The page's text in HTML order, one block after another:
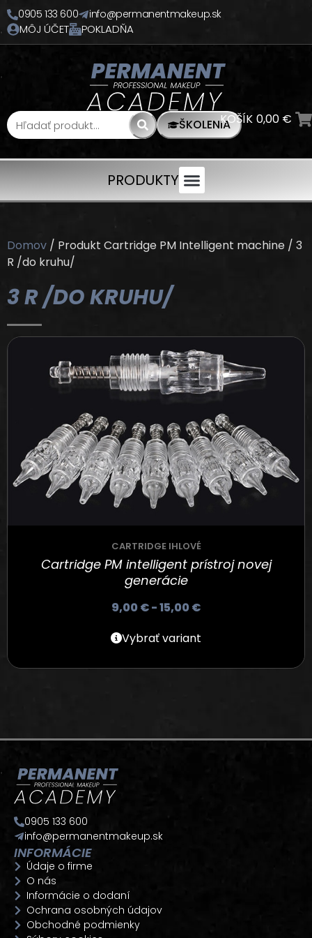
0905 133 600 info@permanentmakeup.sk
MÔJ ÚČET POKLADŇA
ŠKOLENIAKOŠÍK 0,00 €
PRODUKTY
Domov / Produkt Cartridge PM Intelligent machine / 3
R /do kruhu/
3 R /DO KRUHU/
CARTRIDGE IHLOVÉ
Cartridge PM intelligent prístroj novej
generácie
9,00€-15,00€
Vybrať variant
0905 133 600
info@permanentmakeup.sk
INFORMÁCIE
Údaje o firme
O nás
Informácie o dodaní
Ochrana osobných údajov
Obchodné podmienky